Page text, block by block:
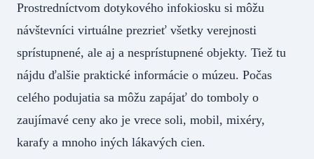
Prostredníctvom dotykového infokiosku si môžu
návštevníci virtuálne prezrieť všetky verejnosti
sprístupnené, ale aj a nesprístupnené objekty. Tiež tu
nájdu ďalšie praktické informácie o múzeu. Počas
celého podujatia sa môžu zapájať do tomboly o
zaujímavé ceny ako je vrece soli, mobil, mixéry,
karafy a mnoho iných lákavých cien.